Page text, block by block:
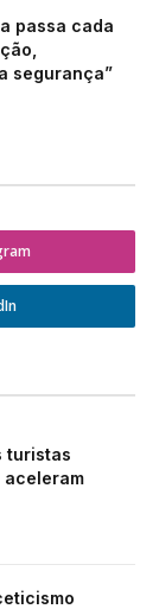
passa cada
segurança”
turistas
aceleram